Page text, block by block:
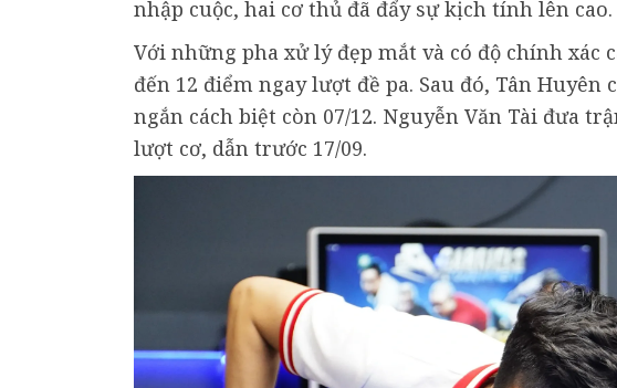
nhập cuộc, hai cơ thủ đã đẩy sự kịch tính lên cao.
Với những pha xử lý đẹp mắt và có độ chính xác
đến 12 điểm ngay lượt đề pa. Sau đó, Tân
ngắn cách biệt còn 07/12. Nguyễn Văn Tài đưa
lượt cơ, dẫn trước 17/09.